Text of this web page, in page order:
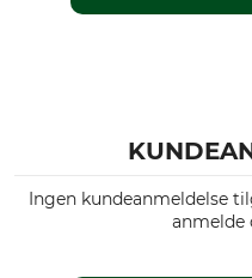
Ingen kundeanmeldelse
anmelde